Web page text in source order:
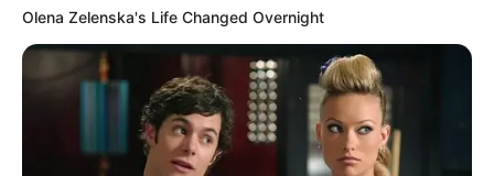
Olena Zelenska's Life Changed Overnight